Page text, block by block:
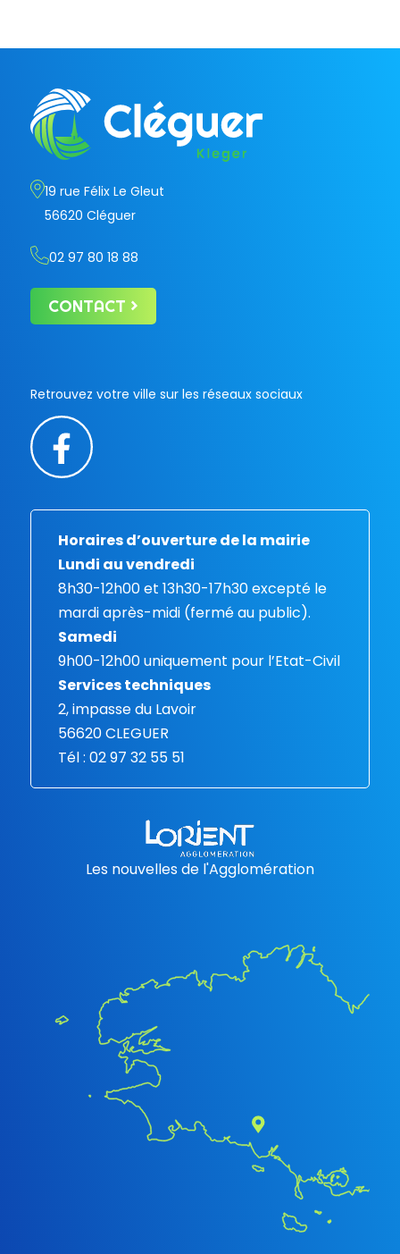
19 rue Félix Le Gleut
56620 Cléguer
02 97 80 18 88
CONTACT
Retrouvez votre ville sur les réseaux sociaux
Horaires d’ouverture de la mairie
Lundi au vendredi
8h30-12h00 et 13h30-17h30 excepté le
mardi après-midi (fermé au public).
Samedi
9h00-12h00 uniquement pour l’Etat-Civil
Services techniques
2, impasse du Lavoir
56620 CLEGUER
Tél : 02 97 32 55 51
Les nouvelles de l'Agglomération